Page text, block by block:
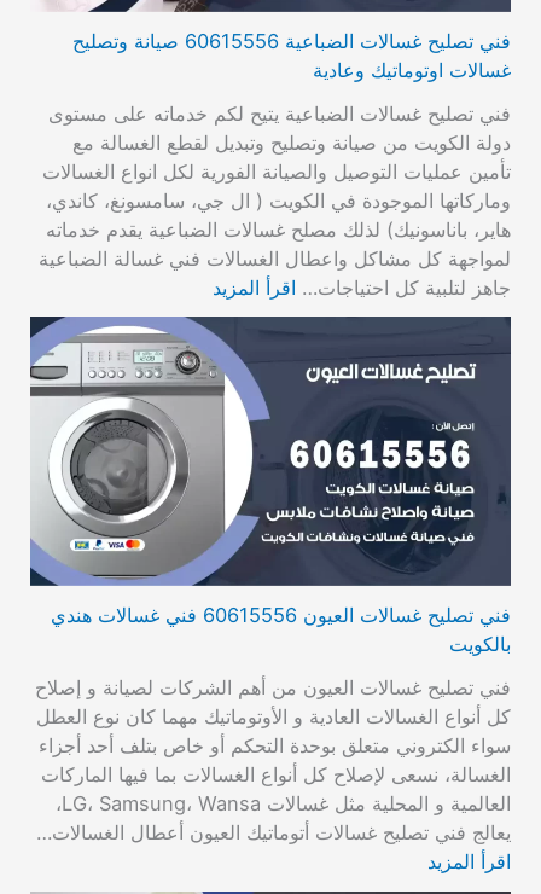
فني تصليح غسالات الضباعية 60615556 صيانة وتصليح
غسالات اوتوماتيك وعادية
فني تصليح غسالات الضباعية يتيح لكم خدماته على مستوى
دولة الكويت من صيانة وتصليح وتبديل لقطع الغسالة مع
تأمين عمليات التوصيل والصيانة الفورية لكل انواع الغسالات
وماركاتها الموجودة في الكويت ( ال جي، سامسونغ، كاندي،
هاير، باناسونيك) لذلك مصلح غسالات الضباعية يقدم خدماته
لمواجهة كل مشاكل واعطال الغسالات فني غسالة الضباعية
جاهز لتلبية كل احتياجات… اقرأ المزيد
فني تصليح غسالات العيون 60615556 فني غسالات هندي
بالكويت
فني تصليح غسالات العيون من أهم الشركات لصيانة و إصلاح
كل أنواع الغسالات العادية و الأوتوماتيك مهما كان نوع العطل
سواء الكتروني متعلق بوحدة التحكم أو خاص بتلف أحد أجزاء
الغسالة، نسعى لإصلاح كل أنواع الغسالات بما فيها الماركات
العالمية و المحلية مثل غسالات LG، Samsung، Wansa،
يعالج فني تصليح غسالات أتوماتيك العيون أعطال الغسالات…
اقرأ المزيد